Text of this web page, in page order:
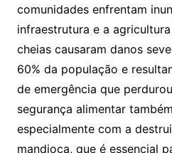
comunidades enfrentam
infraestrutura e a
cheias causaram danos
60% da população e
de emergência que
segurança alimentar
especialmente com a
mandioca, que é essencial